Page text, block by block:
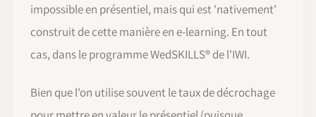
impossible en présentiel, mais qui est 'nativement'
construit de cette manière en e-learning. En tout
cas, dans le programme WedSKILLS® de l'IWI.
Bien que l'on utilise souvent le taux de décrochage